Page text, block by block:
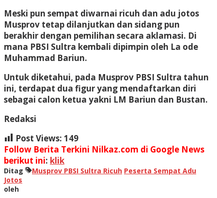
Meski pun sempat diwarnai ricuh dan adu jotos
Musprov tetap dilanjutkan dan sidang pun
berakhir dengan pemilihan secara aklamasi. Di
mana PBSI Sultra kembali dipimpin oleh La ode
Muhammad Bariun.
Untuk diketahui, pada Musprov PBSI Sultra tahun
ini, terdapat dua figur yang mendaftarkan diri
sebagai calon ketua yakni LM Bariun dan Bustan.
Redaksi
Post Views: 149
Follow Berita Terkini Nilkaz.com di Google News
berikut ini: klik
Ditag Musprov PBSI Sultra Ricuh Peserta Sempat Adu
Jotos
oleh